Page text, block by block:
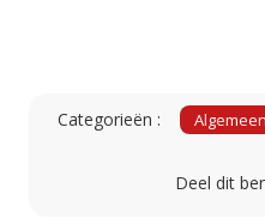
Categorieën : Algemeen
Deel dit